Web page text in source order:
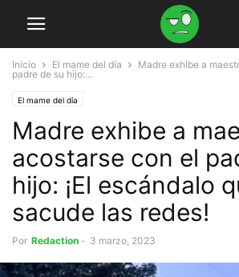
Inicio El mame del día
Madre exhibe a
padre de su hijo:...
El mame del día
Madre exhibe a
acostarse con el
hijo: ¡El escándalo
sacude las redes!
Por Redaction - 3 marzo, 2023